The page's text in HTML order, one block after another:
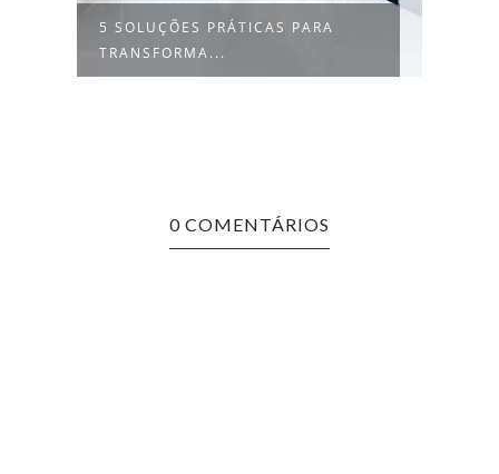
5 SOLUÇÕES PRÁTICAS PARA
TRANSFORMA...
0 COMENTÁRIOS